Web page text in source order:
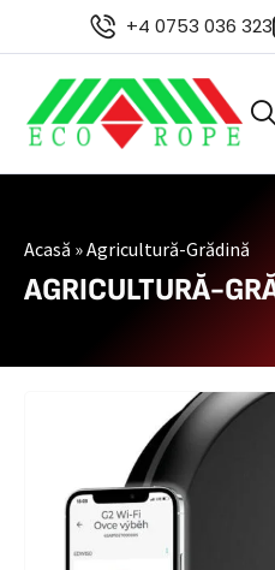
+4 0753 036 323
Acasă »Agricultură-Grădină
AGRICULTURĂ-